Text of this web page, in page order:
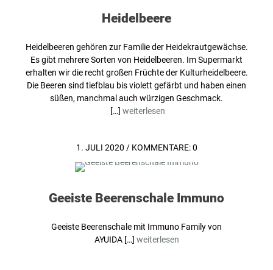
Heidelbeere
Heidelbeeren gehören zur Familie der Heidekrautgewächse.
Es gibt mehrere Sorten von Heidelbeeren. Im Supermarkt
erhalten wir die recht großen Früchte der Kulturheidelbeere.
Die Beeren sind tiefblau bis violett gefärbt und haben einen
süßen, manchmal auch würzigen Geschmack.
[…] weiterlesen
1. JULI 2020 /KOMMENTARE: 0
Geeiste Beerenschale Immuno
Geeiste Beerenschale mit Immuno Family von
AYUIDA […] weiterlesen